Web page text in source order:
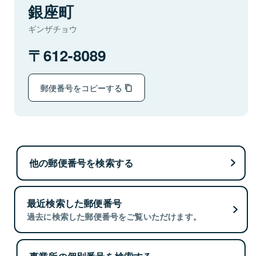
銀座町
ギンザチョウ
612-8089
郵便番号をコピーする
他の郵便番号を検索する
最近検索した郵便番号
過去に検索した郵便番号をご覧いただけます。